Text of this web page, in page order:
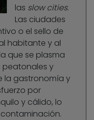
las slow cities.
Las ciudades
o el sello de
habitante y al
que se plasma
peatonales y
la gastronomía y
por
y cálido, lo